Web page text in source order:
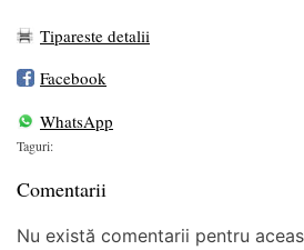
Tipareste detalii
Facebook
WhatsApp
Taguri:
Comentarii
Nu există comentarii pentru